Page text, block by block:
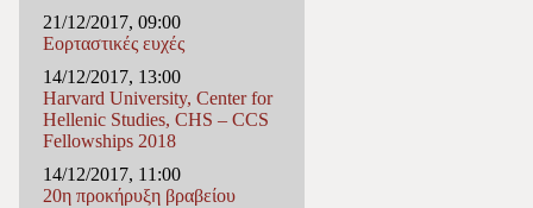
21/12/2017, 09:00
Εορταστικές ευχές
14/12/2017, 13:00
Harvard University, Center for
Hellenic Studies, CHS – CCS
Fellowships 2018
14/12/2017, 11:00
20η προκήρυξη βραβείου